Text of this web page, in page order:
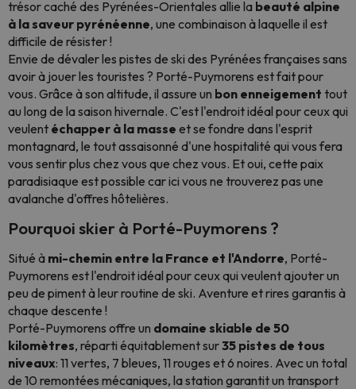
trésor caché des Pyrénées-Orientales allie la beauté alpine
à la saveur pyrénéenne, une combinaison à laquelle il est
difficile de résister !
Envie de dévaler les pistes de ski des Pyrénées françaises sans
avoir à jouer les touristes ? Porté-Puymorens est fait pour
vous. Grâce à son altitude, il assure un bon enneigement tout
au long de la saison hivernale. C'est l'endroit idéal pour ceux qui
veulent échapper à la masse et se fondre dans l'esprit
montagnard, le tout assaisonné d'une hospitalité qui vous fera
vous sentir plus chez vous que chez vous. Et oui, cette paix
paradisiaque est possible car ici vous ne trouverez pas une
avalanche d'offres hôtelières.
Pourquoi skier à Porté-Puymorens ?
Situé à mi-chemin entre la France et l'Andorre, Porté-
Puymorens est l'endroit idéal pour ceux qui veulent ajouter un
peu de piment à leur routine de ski. Aventure et rires garantis à
chaque descente !
Porté-Puymorens offre un domaine skiable de 50
kilomètres, réparti équitablement sur35 pistes de tous
niveaux: 11 vertes, 7 bleues, 11 rouges et 6 noires. Avec un total
de 10 remontées mécaniques, la station garantit un transport